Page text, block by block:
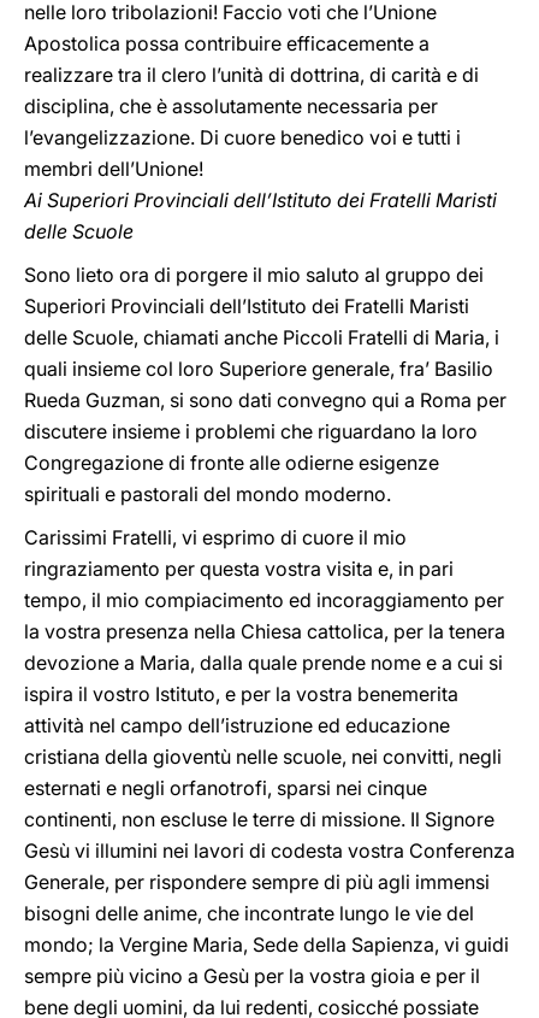
nelle loro tribolazioni! Faccio voti che l’Unione
Apostolica possa contribuire efficacemente a
realizzare tra il clero l’unità di dottrina, di carità e di
disciplina, che è assolutamente necessaria per
l’evangelizzazione. Di cuore benedico voi e tutti i
membri dell’Unione!
Ai Superiori Provinciali dell’Istituto dei Fratelli Maristi
delle Scuole
Sono lieto ora di porgere il mio saluto al gruppo dei
Superiori Provinciali dell’Istituto dei Fratelli Maristi
delle Scuole, chiamati anche Piccoli Fratelli di Maria, i
quali insieme col loro Superiore generale, fra’ Basilio
Rueda Guzman, si sono dati convegno qui a Roma per
discutere insieme i problemi che riguardano la loro
Congregazione di fronte alle odierne esigenze
spirituali e pastorali del mondo moderno.
Carissimi Fratelli, vi esprimo di cuore il mio
ringraziamento per questa vostra visita e, in pari
tempo, il mio compiacimento ed incoraggiamento per
la vostra presenza nella Chiesa cattolica, per la tenera
devozione a Maria, dalla quale prende nome e a cui si
ispira il vostro Istituto, e per la vostra benemerita
attività nel campo dell’istruzione ed educazione
cristiana della gioventù nelle scuole, nei convitti, negli
esternati e negli orfanotrofi, sparsi nei cinque
continenti, non escluse le terre di missione. Il Signore
Gesù vi illumini nei lavori di codesta vostra Conferenza
Generale, per rispondere sempre di più agli immensi
bisogni delle anime, che incontrate lungo le vie del
mondo; la Vergine Maria, Sede della Sapienza, vi guidi
sempre più vicino a Gesù per la vostra gioia e per il
bene degli uomini, da lui redenti, cosicché possiate